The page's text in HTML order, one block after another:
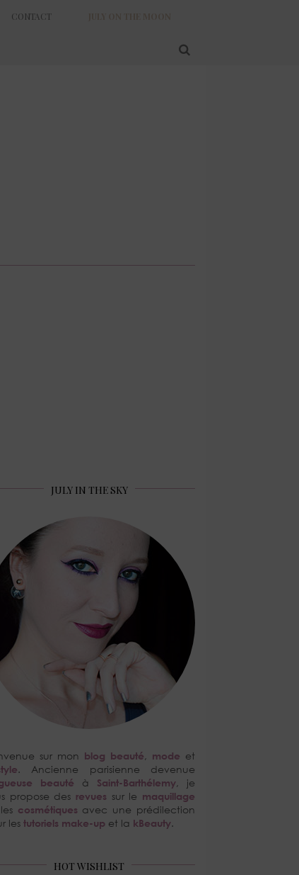
CONTACT
JULY IN THE SKY
sur mon blog beauté, mode et
. Ancienne parisienne devenue
beauté à Saint-Barthélemy, je
propose des revues sur le maquillage
cosmétiques avec une prédilection
les tutoriels make-up et la kBeauty.
HOT WISHLIST